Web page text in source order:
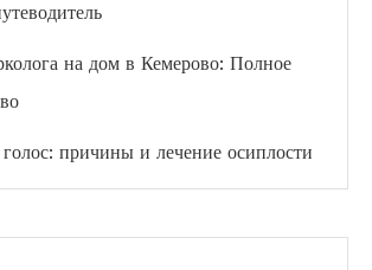
на дом в Кемерово: Полное
причины и лечение осиплости